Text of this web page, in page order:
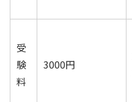
受
験
料
3000円